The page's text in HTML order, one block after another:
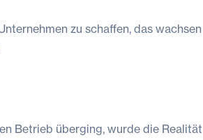
zu schaffen, das wachsen
Betrieb überging, wurde die Realität